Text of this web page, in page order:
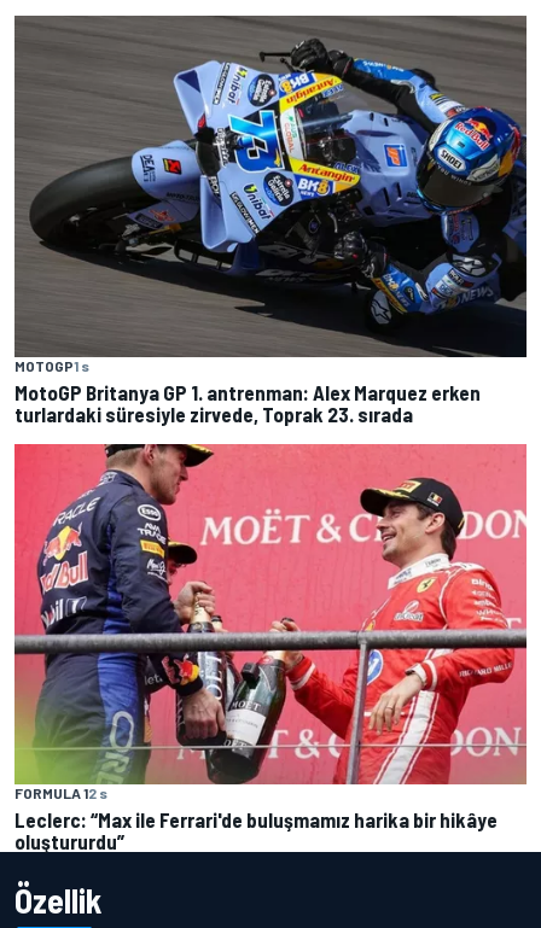
MOTOGP1 s
MotoGP Britanya GP 1. antrenman: Alex Marquez erken
turlardaki süresiyle zirvede, Toprak 23. sırada
FORMULA 12 s
Leclerc: “Max ile Ferrari'de buluşmamız harika bir hikâye
oluştururdu”
Özellik